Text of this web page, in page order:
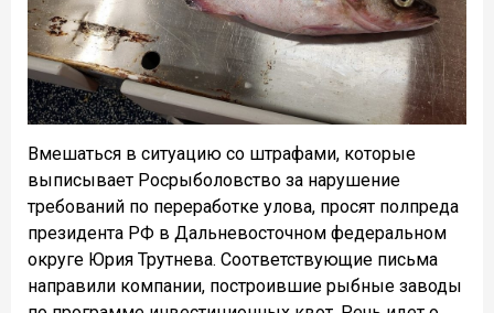
Вмешаться в ситуацию со штрафами, которые
выписывает Росрыболовство за нарушение
требований по переработке улова, просят полпреда
президента РФ в Дальневосточном федеральном
округе Юрия Трутнева. Соответствующие письма
направили компании, построившие рыбные заводы